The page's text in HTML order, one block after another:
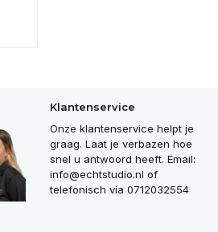
Klantenservice
Onze klantenservice helpt je
graag. Laat je verbazen hoe
snel u antwoord heeft. Email:
info@echtstudio.nl of
telefonisch via 0712032554